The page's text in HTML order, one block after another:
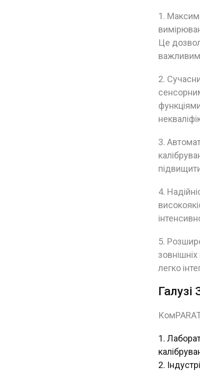
1.
Це
важливим
2.
3.
4.
5.
легко
Галузі